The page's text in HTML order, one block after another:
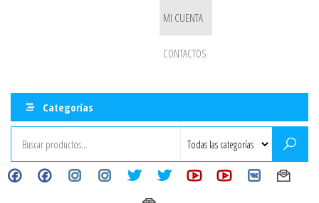
MI CUENTA
CONTACTOS
Categorías